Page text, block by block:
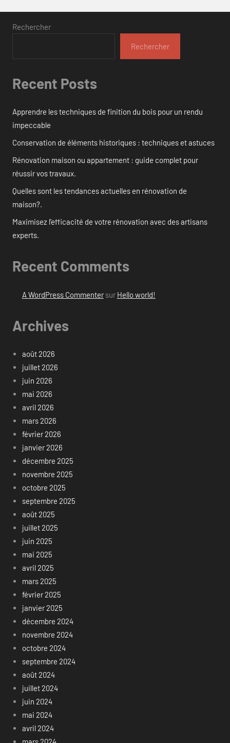
Rechercher
Rechercher
Recent Posts
Apprendre les techniques de finition du bois pour un rendu
impeccable
Conservation de éléments historiques : techniques et astuces
Rénovation maison ou appartement : guide complet pour
réussir vos travaux.
Quelles sont les tendances actuelles en rénovation de
maison?.
Maximisez l’efficacité de votre rénovation avec des artisans
experts.
Recent Comments
A WordPress Commentersur Hello world!
Archives
août 2026
juillet 2026
juin 2026
mai 2026
avril 2026
mars 2026
février 2026
janvier 2026
décembre 2025
novembre 2025
octobre 2025
septembre 2025
août 2025
juillet 2025
juin 2025
mai 2025
avril 2025
mars 2025
février 2025
janvier 2025
décembre 2024
novembre 2024
octobre 2024
septembre 2024
août 2024
juillet 2024
juin 2024
mai 2024
avril 2024